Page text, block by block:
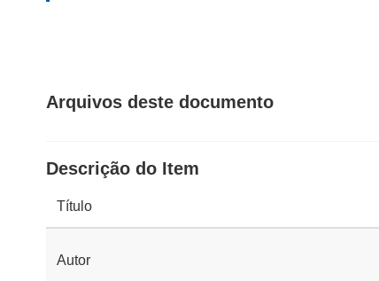
Arquivos deste documento
Descrição do Item
Título
Autor